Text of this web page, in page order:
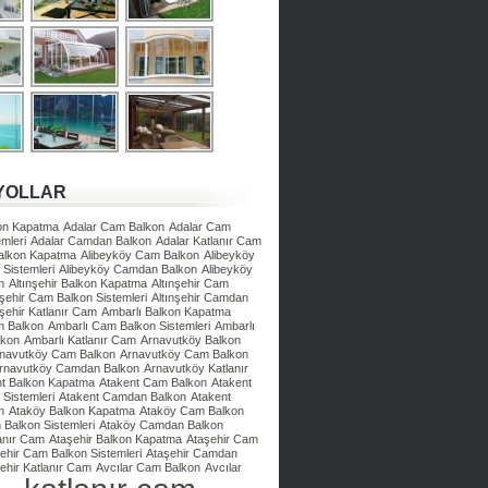
Kapatma Adalar Cam Balkon Adalar Cam
Adalar Camdan Balkon Adalar Katlanır Cam
Kapatma Alibeyköy Cam Balkon Alibeyköy
Sistemleri Alibeyköy Camdan Balkon Alibeyköy
Altınşehir Balkon Kapatma Altınşehir Cam
Cam Balkon Sistemleri Altınşehir Camdan
Katlanır Cam Ambarlı Balkon Kapatma
Balkon Ambarlı Cam Balkon Sistemleri Ambarlı
Ambarlı Katlanır Cam Arnavutköy Balkon
Cam Balkon Arnavutköy Cam Balkon
Camdan Balkon Arnavutköy Katlanır
Balkon Kapatma Atakent Cam Balkon Atakent
Sistemleri Atakent Camdan Balkon Atakent
Ataköy Balkon Kapatma Ataköy Cam Balkon
Balkon Sistemleri Ataköy Camdan Balkon
Cam Ataşehir Balkon Kapatma Ataşehir Cam
Cam Balkon Sistemleri Ataşehir Camdan
Katlanır Cam Avcılar Cam Balkon Avcılar